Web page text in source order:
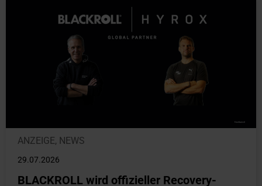
ANZEIGE, NEWS
29.07.2026
BLACKROLL wird offizieller Recovery-